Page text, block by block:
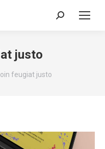
Search:
justo
feugiat justo